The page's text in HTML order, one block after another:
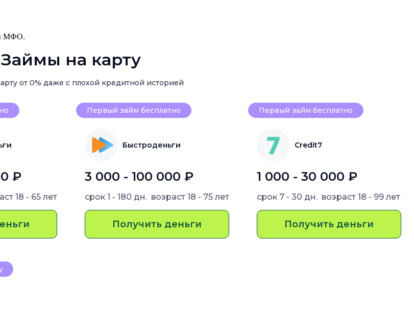
МФО.
Займы на карту
от 0% даже с плохой кредитной историей
₽
18 - 65 лет
Первый займ бесплатно
Быстроденьги
3 000 - 100 000 ₽
срок 1 - 180 дн. возраст 18 - 75 лет
Получить деньги
Первый займ бесплатно
Credit7
1 000 - 30 000 ₽
срок 7 - 30 дн. возраст 18 - 99 лет
Получить деньги